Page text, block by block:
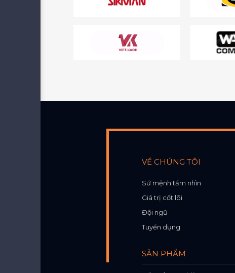
VỀ CHÚNG TÔI
Sứ mệnh tầm nhìn
Giá trị cốt lõi
Đội ngũ
Tuyển dụng
SẢN PHẨM